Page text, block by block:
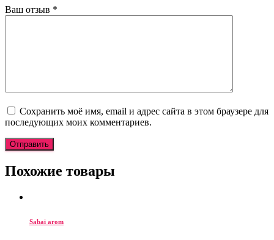
Ваш отзыв *
Сохранить моё имя, email и адрес сайта в этом браузере для
последующих моих комментариев.
Похожие товары
Sabai arom